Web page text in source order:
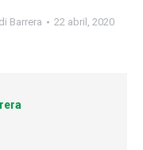
Barrera 22 abril, 2020